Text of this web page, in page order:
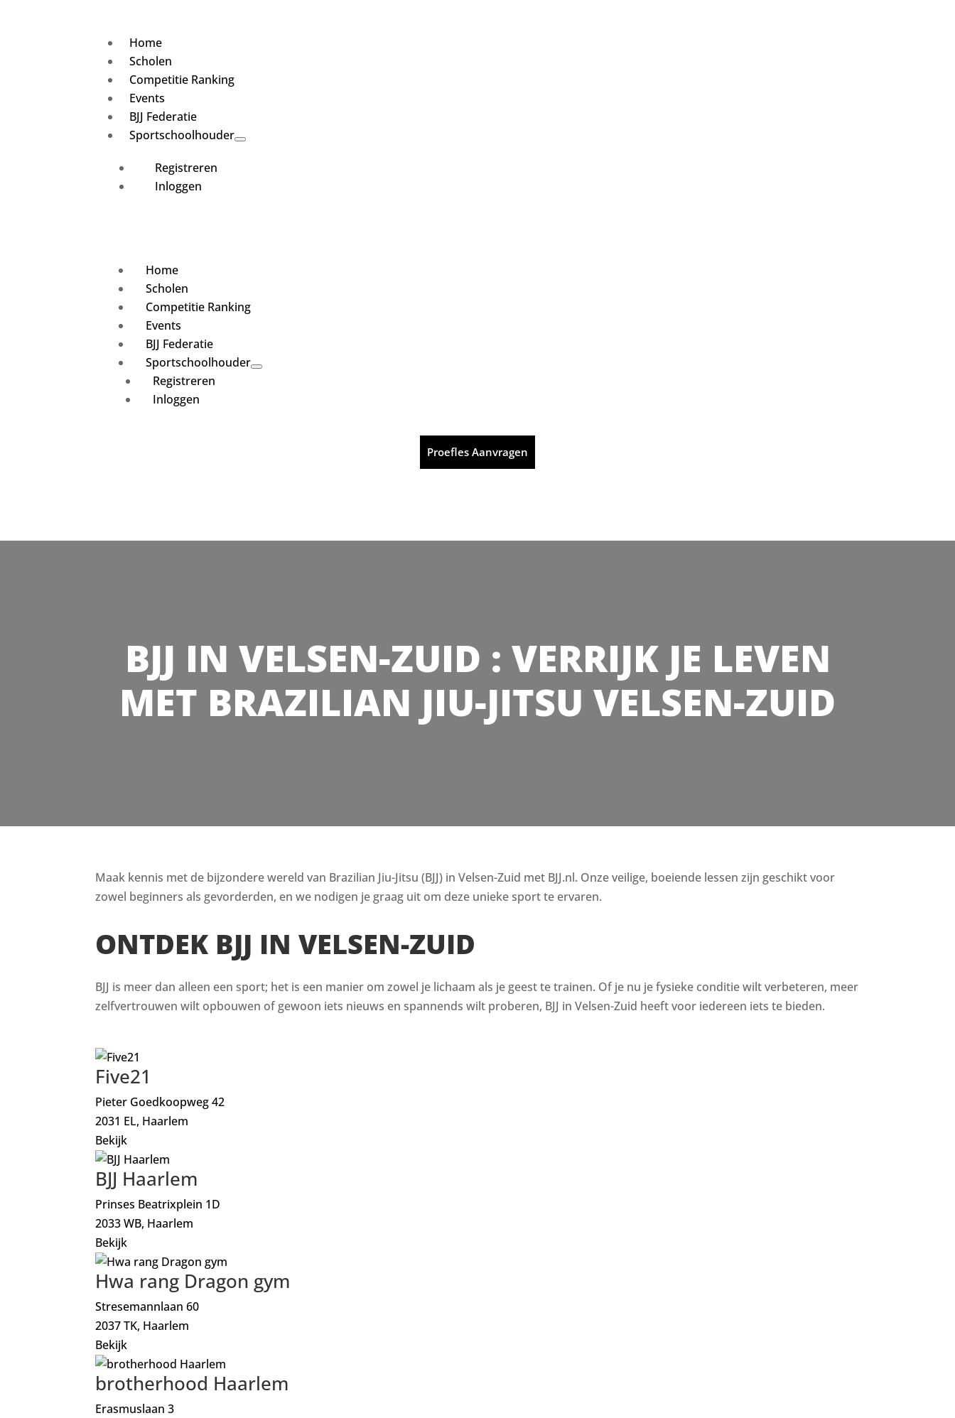
Home
Scholen
Competitie Ranking
Events
BJJ Federatie
Sportschoolhouder
Registreren
Inloggen
Home
Scholen
Competitie Ranking
Events
BJJ Federatie
Sportschoolhouder
Registreren
Inloggen
Proefles Aanvragen
BJJ IN VELSEN-ZUID : VERRIJK JE LEVEN
MET BRAZILIAN JIU-JITSU VELSEN-ZUID
Maak kennis met de bijzondere wereld van Brazilian Jiu-Jitsu (BJJ) in Velsen-Zuid met BJJ.nl. Onze veilige, boeiende lessen zijn geschikt voor
zowel beginners als gevorderden, en we nodigen je graag uit om deze unieke sport te ervaren.
ONTDEK BJJ IN VELSEN-ZUID
BJJ is meer dan alleen een sport; het is een manier om zowel je lichaam als je geest te trainen. Of je nu je fysieke conditie wilt verbeteren, meer
zelfvertrouwen wilt opbouwen of gewoon iets nieuws en spannends wilt proberen, BJJ in Velsen-Zuid heeft voor iedereen iets te bieden.
Five21
Pieter Goedkoopweg 42
2031 EL, Haarlem
Bekijk
BJJ Haarlem
Prinses Beatrixplein 1D
2033 WB, Haarlem
Bekijk
Hwa rang Dragon gym
Stresemannlaan 60
2037 TK, Haarlem
Bekijk
brotherhood Haarlem
Erasmuslaan 3